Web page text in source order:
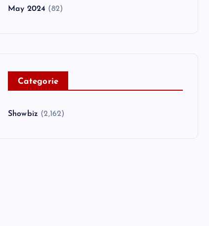
May 2024 (82)
Categorie
Showbiz (2,162)